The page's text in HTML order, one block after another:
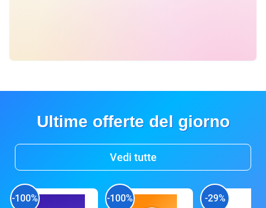
Ultime offerte del giorno
Vedi tutte
-100% -100% -29%